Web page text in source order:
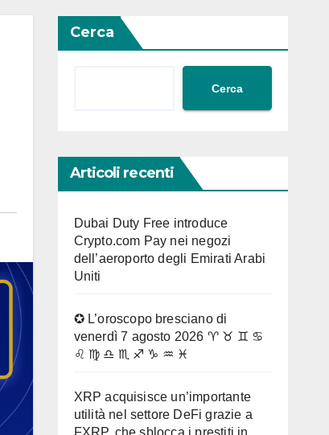
Cerca
Cerca
Articoli recenti
Dubai Duty Free introduce
Crypto.com Pay nei negozi
dell’aeroporto degli Emirati Arabi
Uniti
✪ L’oroscopo bresciano di
venerdì 7 agosto 2026 ♈ ♉ ♊ ♋
♌ ♍ ♎ ♏ ♐ ♑ ♒ ♓
XRP acquisisce un’importante
utilità nel settore DeFi grazie a
FXRP, che sblocca i prestiti in